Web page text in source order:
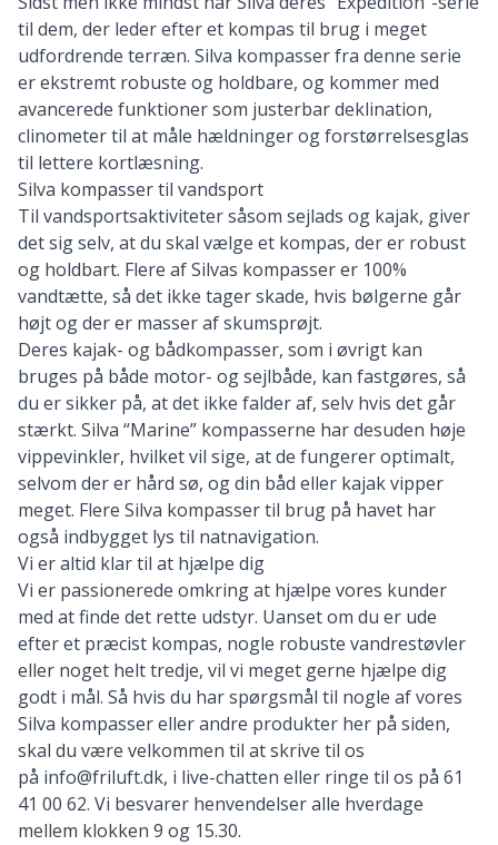
til dem, der leder efter et kompas til brug i meget
udfordrende terræn. Silva kompasser fra denne serie
er ekstremt robuste og holdbare, og kommer med
avancerede funktioner som justerbar deklination,
clinometer til at måle hældninger og forstørrelsesglas
til lettere kortlæsning.
Silva kompasser til vandsport
Til vandsportsaktiviteter såsom sejlads og kajak, giver
det sig selv, at du skal vælge et kompas, der er robust
og holdbart. Flere af Silvas kompasser er 100%
vandtætte, så det ikke tager skade, hvis bølgerne går
højt og der er masser af skumsprøjt.
Deres kajak- og bådkompasser, som i øvrigt kan
bruges på både motor- og sejlbåde, kan fastgøres, så
du er sikker på, at det ikke falder af, selv hvis det går
stærkt. Silva “Marine” kompasserne har desuden høje
vippevinkler, hvilket vil sige, at de fungerer optimalt,
selvom der er hård sø, og din båd eller kajak vipper
meget. Flere Silva kompasser til brug på havet har
også indbygget lys til natnavigation.
Vi er altid klar til at hjælpe dig
Vi er passionerede omkring at hjælpe vores kunder
med at finde det rette udstyr. Uanset om du er ude
efter et præcist kompas, nogle robuste vandrestøvler
eller noget helt tredje, vil vi meget gerne hjælpe dig
godt i mål. Så hvis du har spørgsmål til nogle af vores
Silva kompasser eller andre produkter her på siden,
skal du være velkommen til at skrive til os
på info@friluft.dk, i live-chatten eller ringe til os på 61
41 00 62. Vi besvarer henvendelser alle hverdage
mellem klokken 9 og 15.30.